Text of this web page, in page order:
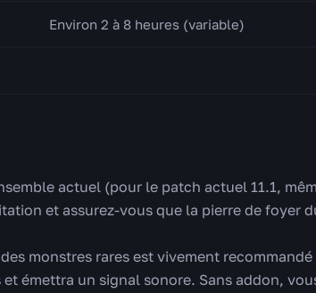
Environ 2 à 8 heures (variable)
actuel (pour le patch actuel 11.1,
et assurez-vous que la pierre de foyer
monstres rares est vivement
émettra un signal sonore. Sans addon,